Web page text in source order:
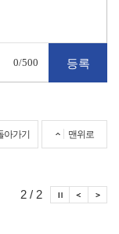
0/500
아가기 맨위로
2 / 2 포
포토이